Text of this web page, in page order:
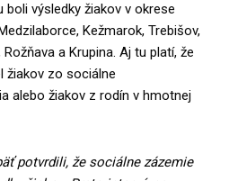
výsledky žiakov v okrese
Kežmarok, Trebišov,
a Krupina. Aj tu platí, že
žiakov zo sociálne
alebo žiakov z rodín v hmotnej
potvrdili, že sociálne zázemie